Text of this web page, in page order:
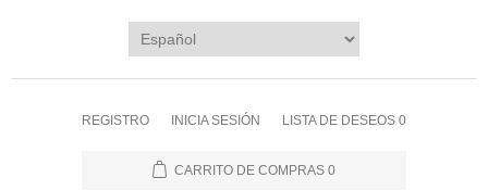
REGISTRO INICIA SESIÓN LISTA DE DESEOS 0
CARRITO DE COMPRAS 0